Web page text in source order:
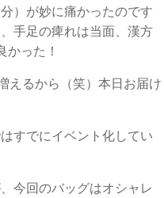
）が妙に痛かったのです
手足の痺れは当面、漢方
った！
えるから（笑）本日お届け
すでにイベント化してい
今回のバッグはオシャレ